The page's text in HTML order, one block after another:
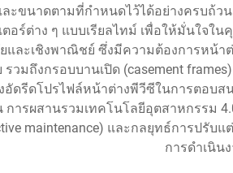
ะขนาดตามที่กำหนดไว้ได้อย่างครบถ้
อร์ต่าง ๆ แบบเรียลไทม์ เพื่อให้มั่นใ
ละเชิงพาณิชย์ ซึ่งมีความต้องการหน้า
มถึงกรอบบานเปิด (casement
อัดรีดโปรไฟล์หน้าต่างพีวีซีในการตอ
ารผสานรวมเทคโนโลยีอุตสาหกรรม
maintenance) และกลยุทธ์การปรั
การดำเนิน